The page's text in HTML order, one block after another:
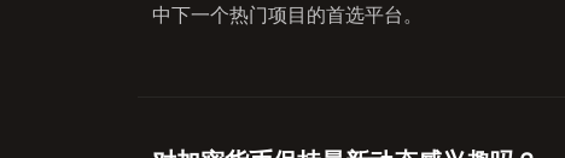
中下一个热门项目的首选平台。